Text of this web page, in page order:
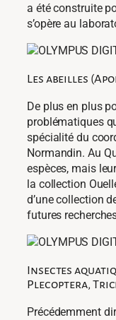
a été construite
s’opère au
Les abeilles
De plus en plus
problématiques
spécialité du
Normandin. Au
espèces, mais
la collection
d’une collection
futures
Insectes
Plecoptera,
Précédemment